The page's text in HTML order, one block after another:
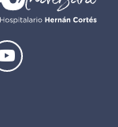
Y
o